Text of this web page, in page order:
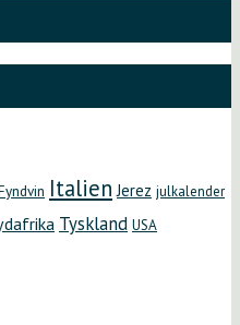
Italien Jerez julkalender
Tyskland USA